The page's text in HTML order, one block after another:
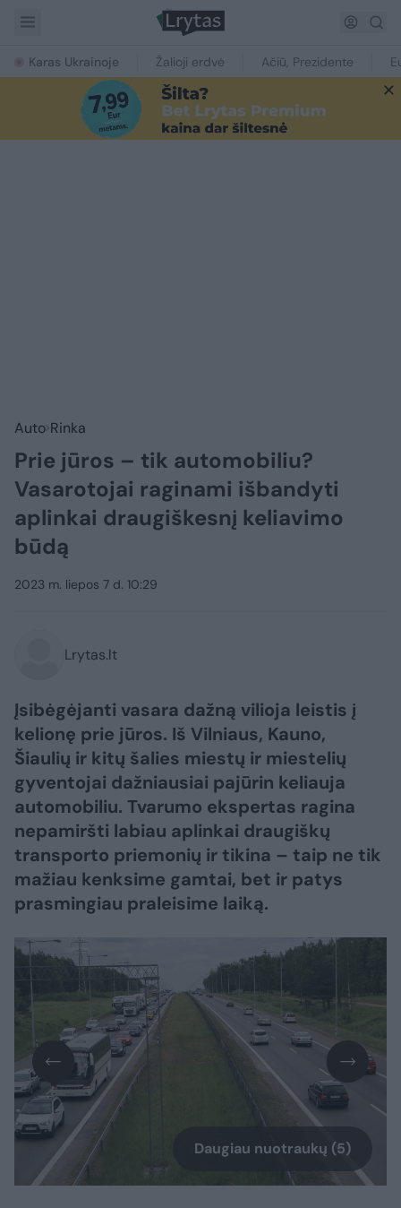
Karas Ukrainoje Žalioji erdvė Ačiū, Prezidente
Auto Rinka
Prie jūros – tik automobiliu?
Vasarotojai raginami išbandyti
aplinkai draugiškesnį keliavimo
būdą
2023 m. liepos 7 d. 10:29
Lrytas.lt
Įsibėgėjanti vasara dažną vilioja leistis į
kelionę prie jūros. Iš Vilniaus, Kauno,
Šiaulių ir kitų šalies miestų ir miestelių
gyventojai dažniausiai pajūrin keliauja
automobiliu. Tvarumo ekspertas ragina
nepamiršti labiau aplinkai draugiškų
transporto priemonių ir tikina – taip ne tik
mažiau kenksime gamtai, bet ir patys
prasmingiau praleisime laiką.
Daugiau nuotraukų (5)